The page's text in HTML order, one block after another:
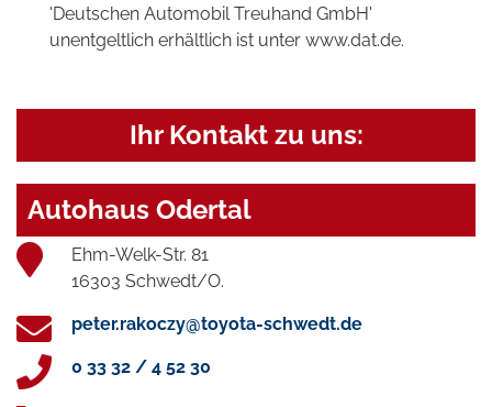
'Deutschen Automobil Treuhand GmbH'
unentgeltlich erhältlich ist unter www.dat.de.
Ihr Kontakt zu uns:
Autohaus Odertal
Ehm-Welk-Str. 81
16303 Schwedt/O.
peter.rakoczy@toyota-schwedt.de
0 33 32 / 4 52 30